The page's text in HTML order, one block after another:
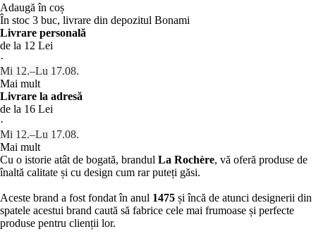
Adaugă în coș
În stoc 3 buc, livrare din depozitul Bonami
Livrare personală
de la 12 Lei
·
Mi 12.–Lu 17.08.
Mai mult
Livrare la adresă
de la 16 Lei
·
Mi 12.–Lu 17.08.
Mai mult
Cu o istorie atât de bogată, brandul La Rochère, vă oferă produse de
înaltă calitate și cu design cum rar puteți găsi.
Aceste brand a fost fondat în anul 1475 și încă de atunci designerii din
spatele acestui brand caută să fabrice cele mai frumoase și perfecte
produse pentru clienții lor.